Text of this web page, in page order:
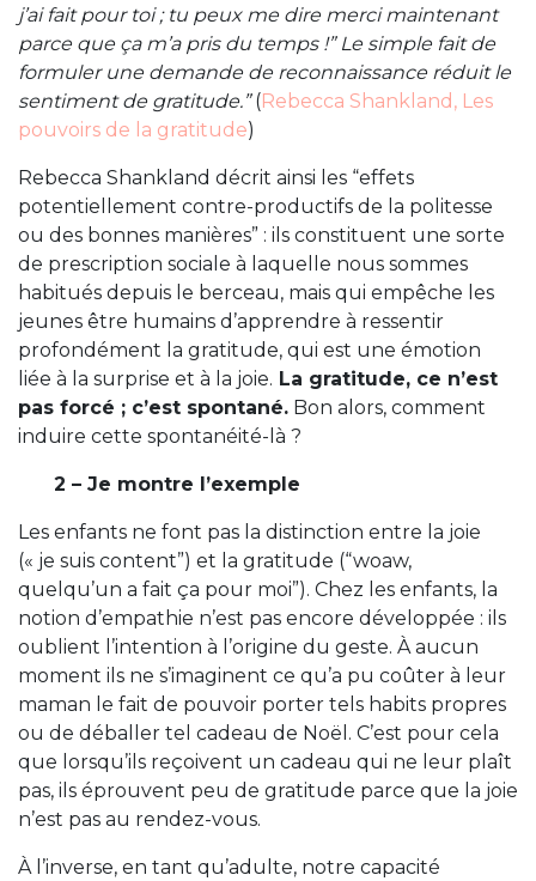
j’ai fait pour toi ; tu peux me dire merci maintenant
parce que ça m’a pris du temps !” Le simple fait de
formuler une demande de reconnaissance réduit le
sentiment de gratitude.”(Rebecca Shankland, Les
pouvoirs de la gratitude)
Rebecca Shankland décrit ainsi les “effets
potentiellement contre-productifs de la politesse
ou des bonnes manières” : ils constituent une sorte
de prescription sociale à laquelle nous sommes
habitués depuis le berceau, mais qui empêche les
jeunes être humains d’apprendre à ressentir
profondément la gratitude, qui est une émotion
liée à la surprise et à la joie. La gratitude, ce n’est
pas forcé ; c’est spontané. Bon alors, comment
induire cette spontanéité-là ?
2 – Je montre l’exemple
Les enfants ne font pas la distinction entre la joie
(« je suis content”) et la gratitude (“woaw,
quelqu’un a fait ça pour moi”). Chez les enfants, la
notion d’empathie n’est pas encore développée : ils
oublient l’intention à l’origine du geste. À aucun
moment ils ne s’imaginent ce qu’a pu coûter à leur
maman le fait de pouvoir porter tels habits propres
ou de déballer tel cadeau de Noël. C’est pour cela
que lorsqu’ils reçoivent un cadeau qui ne leur plaît
pas, ils éprouvent peu de gratitude parce que la joie
n’est pas au rendez-vous.
À l’inverse, en tant qu’adulte, notre capacité